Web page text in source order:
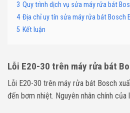
3 Quy trình dịch vụ sửa máy rửa bát
4 Địa chỉ uy tín sửa máy rửa bát Bosch
5 Kết luận
Lỗi E20-30 trên máy rửa bát
Lỗi E20-30 trên máy rửa bát Bosch
đến bơm nhiệt. Nguyên nhân chính